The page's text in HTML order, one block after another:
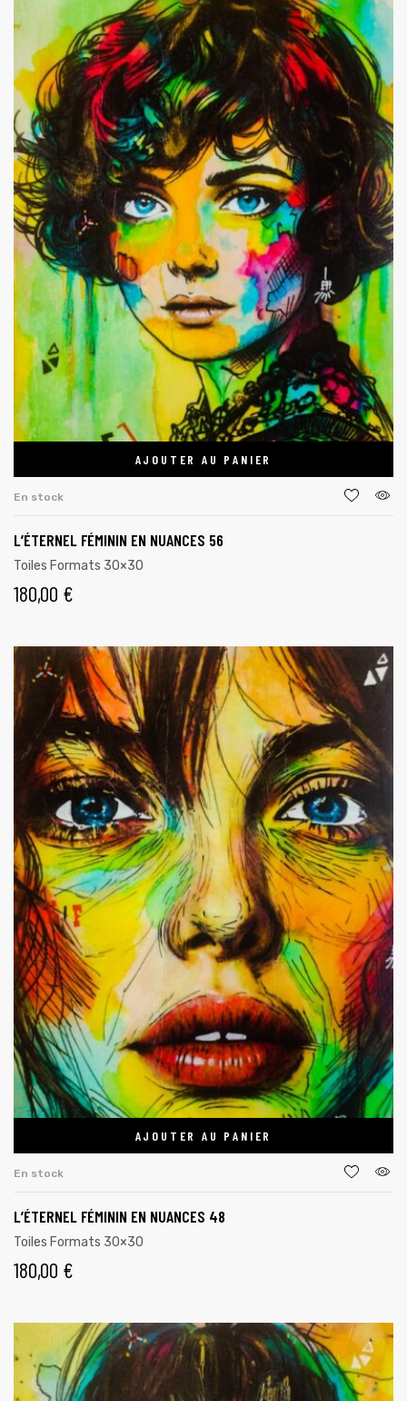
AJOUTER AU PANIER
En stock
L’ÉTERNEL FÉMININ EN NUANCES 56
Toiles Formats 30×30
180,00 €
AJOUTER AU PANIER
En stock
L’ÉTERNEL FÉMININ EN NUANCES 48
Toiles Formats 30×30
180,00 €